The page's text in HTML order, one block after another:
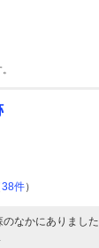
38件）
なかにありまし